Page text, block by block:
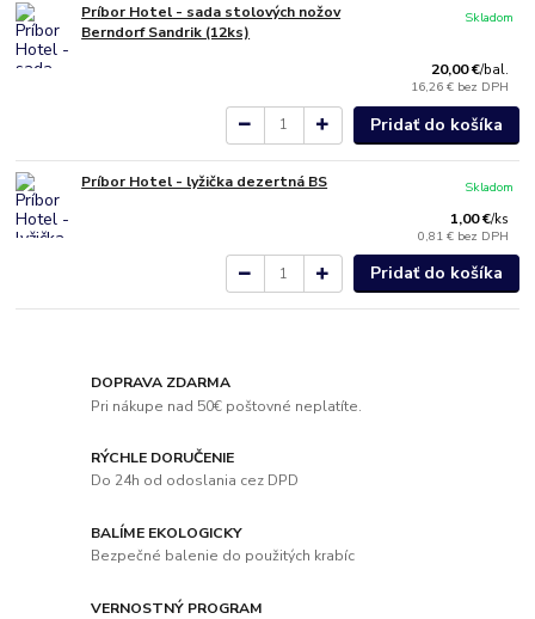
Príbor Hotel - sada stolových nožov
Berndorf Sandrik (12ks)
20,00 €/bal.
16,26 € bez DPH
Skladom
Pridať do košíka
Príbor Hotel - lyžička dezertná BS
1,00 €/ks
0,81 € bez DPH
Skladom
Pridať do košíka
DOPRAVA ZDARMA
Pri nákupe nad 50€ poštovné neplatíte.
RÝCHLE DORUČENIE
Do 24h od odoslania cez DPD
BALÍME EKOLOGICKY
Bezpečné balenie do použitých krabíc
VERNOSTNÝ PROGRAM